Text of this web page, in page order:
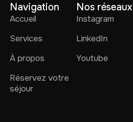
Navigation
Accueil
Services
À propos
Réservez votre
séjour
Nos réseaux
Instagram
LinkedIn
Youtube